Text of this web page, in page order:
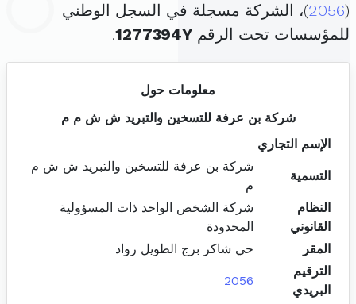
(
2056)، الشركة مسجلة في السجل الوطني
للمؤسسات تحت الرقم 1277394Y
.
معلومات حول
شركة بن عرفة للتسخين والتبريد ش ش م م
الإسم التجاري
التسمية
شركة بن عرفة للتسخين والتبريد ش ش م
م
النظام
القانوني
شركة الشخص الواحد ذات المسؤولية
المحدودة
المقر
حي شاكر برج الطويل رواد
الترقيم
البريدي
2056